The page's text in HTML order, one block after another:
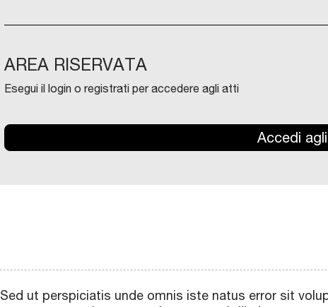
AREA RISERVATA
Esegui il login o registrati per accedere agli atti
Accedi
Sed ut perspiciatis unde omnis iste natus error sit